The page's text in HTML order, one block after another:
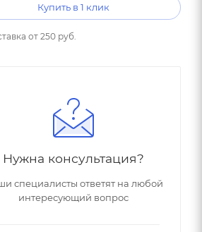
Купить в 1 клик
от 250 руб.
Нужна консультация?
специалисты ответят на любой
интересующий вопрос